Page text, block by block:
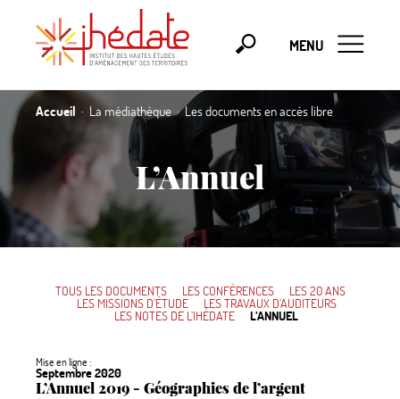
MENU
Accueil La médiathèque Les documents en accès libre
L’Annuel
TOUS LES DOCUMENTS LES CONFÉRENCES LES 20 ANS
LES MISSIONS D’ÉTUDE LES TRAVAUX D’AUDITEURS
LES NOTES DE L’IHÉDATE L’ANNUEL
Mise en ligne :
Septembre 2020
L’Annuel 2019 - Géographies de l’argent